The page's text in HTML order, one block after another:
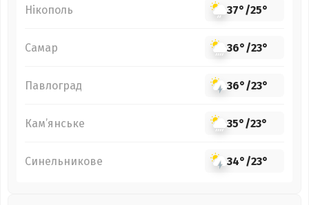
Нікополь 37°/25°
Самар 36°/23°
Павлоград 36°/23°
Кам’янське 35°/23°
Синельникове 34°/23°